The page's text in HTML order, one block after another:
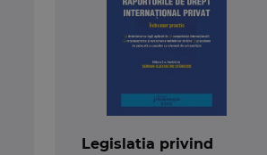
Legislatia privind